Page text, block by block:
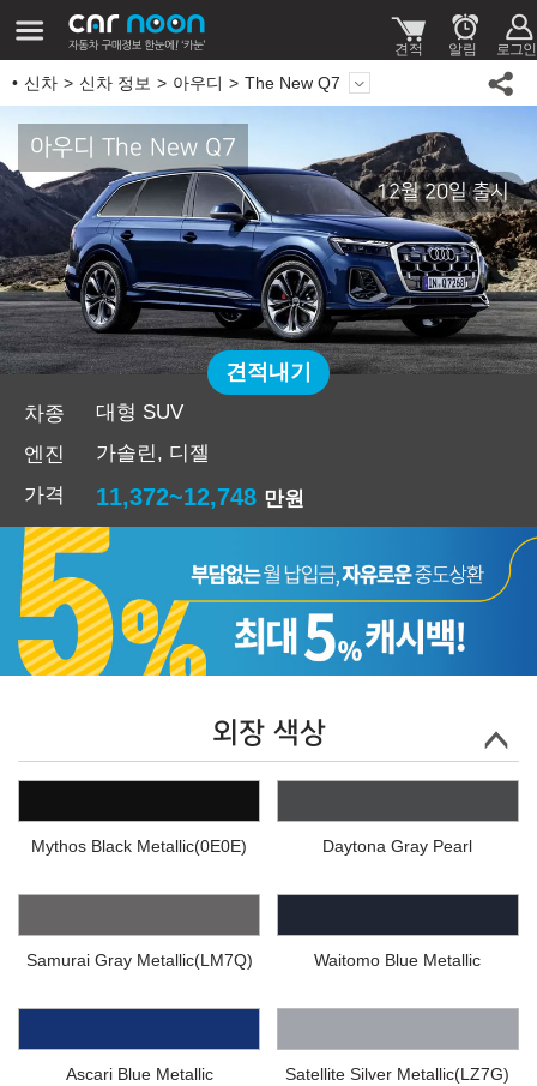
신차 신차 정보 아우디 The New Q7
아우디 The New Q7
12월 20일 출시
차종
대형 SUV
엔진
가솔린, 디젤
가격
11,372~12,748 만원
견적내기
외장 색상
Mythos Black Metallic(0E0E) Daytona Gray Pearl
Samurai Gray Metallic(LM7Q) Waitomo Blue Metallic
Ascari Blue Metallic Satellite Silver Metallic(LZ7G)